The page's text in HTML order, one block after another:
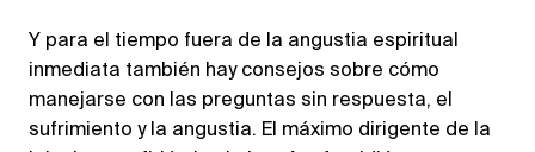
Y para el tiempo fuera de la angustia espiritual
inmediata también hay consejos sobre cómo
manejarse con las preguntas sin respuesta, el
sufrimiento y la angustia. El máximo dirigente de la